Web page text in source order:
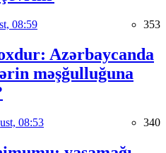
08:59 353
Azərbaycanda
məşğulluğuna
08:53 340